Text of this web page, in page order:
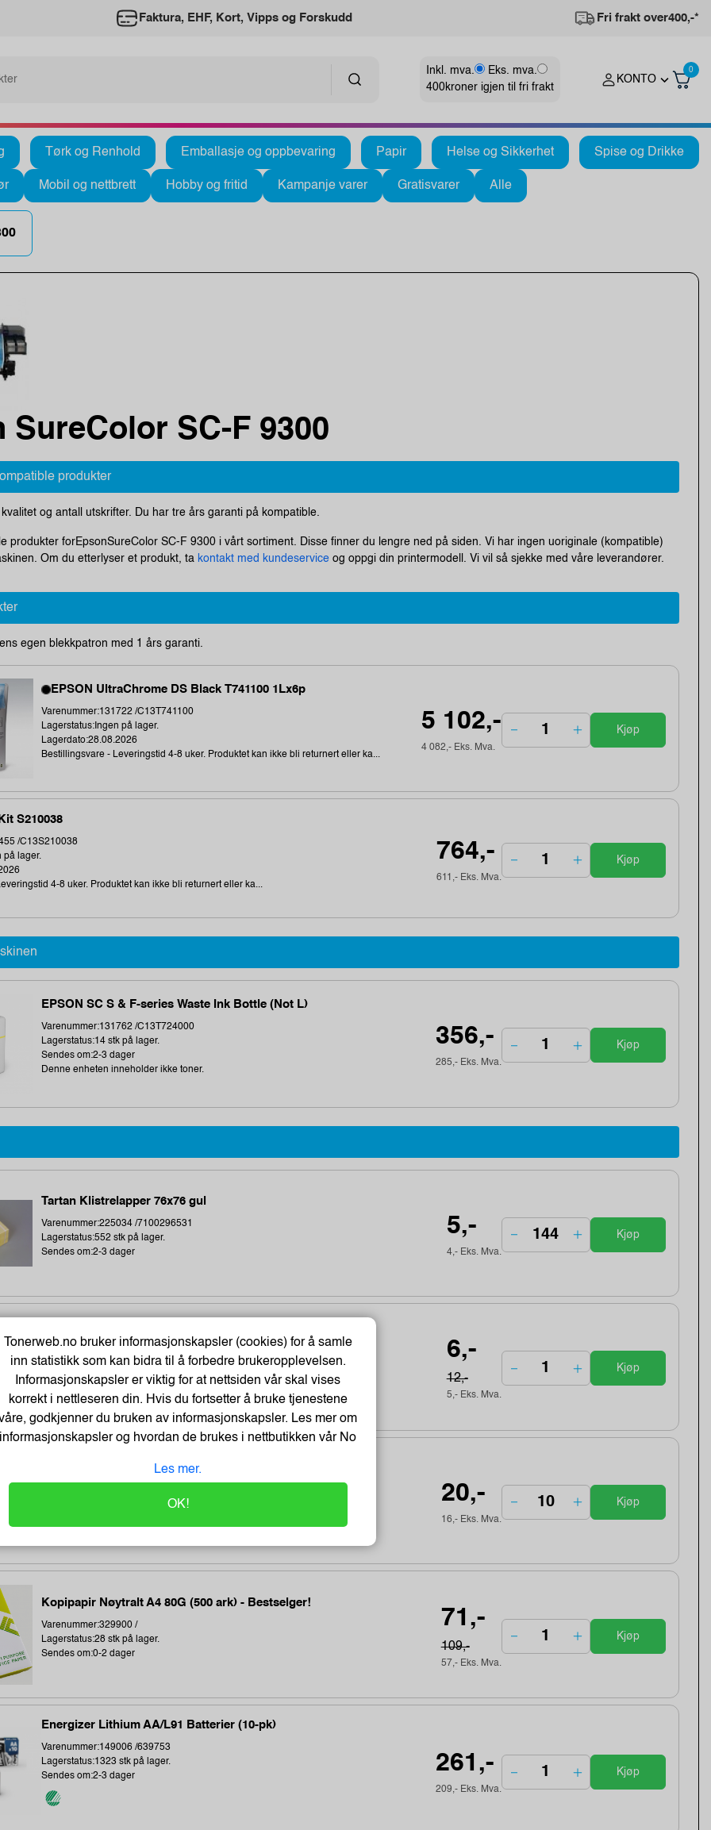
Faktura, EHF, Kort, Vipps og Forskudd Fri frakt over400,-*
Inkl. mva.
Eks. mva.
400kroner igjen til fri frakt
KONTO
0
Tørk og Renhold Emballasje og oppbevaring Papir Helse og Sikkerhet Spise og Drikke
Mobil og nettbrett Hobby og fritid Kampanje varer Gratisvarer Alle
SureColor SC-F 9300
produkter
og antall utskrifter. Du har tre års garanti på kompatible.
produkter forEpsonSureColor SC-F 9300 i vårt sortiment. Disse finner du lengre ned på siden. Vi har ingen uoriginale (kompatible)
Om du etterlyser et produkt, ta kontakt med kundeservice og oppgi din printermodell. Vi vil så sjekke med våre leverandører.
egen blekkpatron med 1 års garanti.
EPSON UltraChrome DS Black T741100 1Lx6p
Varenummer:131722 /C13T741100
Lagerstatus:Ingen på lager.
Lagerdato:28.08.2026
Bestillingsvare - Leveringstid 4-8 uker. Produktet kan ikke bli returnert eller ka...
5 102,-
4 082,- Eks. Mva.
Kjøp
S210038
/C13S210038
på lager.
4-8 uker. Produktet kan ikke bli returnert eller ka...
764,-
611,- Eks. Mva.
Kjøp
EPSON SC S & F-series Waste Ink Bottle (Not L)
Varenummer:131762 /C13T724000
Lagerstatus:14 stk på lager.
Sendes om:2-3 dager
Denne enheten inneholder ikke toner.
356,-
285,- Eks. Mva.
Kjøp
Tartan Klistrelapper 76x76 gul
Varenummer:225034 /7100296531
Lagerstatus:552 stk på lager.
Sendes om:2-3 dager
5,-
4,- Eks. Mva.
Kjøp
BATH GEL 300 ml - LET`S CHANGE OUR LIFE
Varenummer:184283 /BathGEL-300-ml
Sendes om:0-2 dager
6,-
12,-
5,- Eks. Mva.
Kjøp
Earphones Saver 3.5 mm MiniJack, Black (BULK)
Lagerstatus:1411 stk på lager.
20,-
16,- Eks. Mva.
Kjøp
Kopipapir Nøytralt A4 80G (500 ark) - Bestselger!
Varenummer:329900 /
Lagerstatus:28 stk på lager.
Sendes om:0-2 dager
71,-
109,-
57,- Eks. Mva.
Kjøp
Energizer Lithium AA/L91 Batterier (10-pk)
Varenummer:149006 /639753
Lagerstatus:1323 stk på lager.
Sendes om:2-3 dager
261,-
209,- Eks. Mva.
Kjøp
Tonerweb.no bruker informasjonskapsler (cookies) for å samle
inn statistikk som kan bidra til å forbedre brukeropplevelsen.
Informasjonskapsler er viktig for at nettsiden vår skal vises
korrekt i nettleseren din. Hvis du fortsetter å bruke tjenestene
godkjenner du bruken av informasjonskapsler. Les mer om
informasjonskapsler og hvordan de brukes i nettbutikken vårNo
Les mer.
OK!